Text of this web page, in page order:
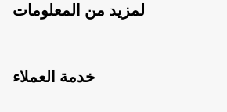
لمزيد من المعلومات
خدمة العملاء